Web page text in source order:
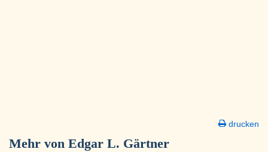
drucken
Mehr von Edgar L. Gärtner